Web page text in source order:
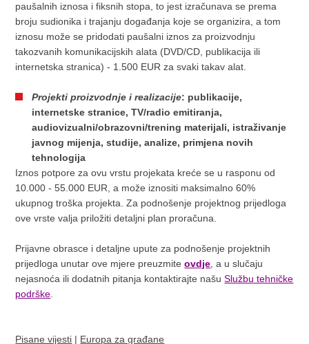
paušalnih iznosa i fiksnih stopa, to jest izračunava se prema
broju sudionika i trajanju događanja koje se organizira, a tom
iznosu može se pridodati paušalni iznos za proizvodnju
takozvanih komunikacijskih alata (DVD/CD, publikacija ili
internetska stranica) - 1.500 EUR za svaki takav alat.
Projekti proizvodnje i realizacije: publikacije,
internetske stranice, TV/radio emitiranja,
audiovizualni/obrazovni/trening materijali, istraživanje
javnog mijenja, studije, analize, primjena novih
tehnologija
Iznos potpore za ovu vrstu projekata kreće se u rasponu od
10.000 - 55.000 EUR, a može iznositi maksimalno 60%
ukupnog troška projekta. Za podnošenje projektnog prijedloga
ove vrste valja priložiti detaljni plan proračuna.
Prijavne obrasce i detaljne upute za podnošenje projektnih
prijedloga unutar ove mjere preuzmiteovdje , a u slučaju
nejasnoća ili dodatnih pitanja kontaktirajte našuSlužbu tehničke
podrške
Pisane vijesti | Europa za građane